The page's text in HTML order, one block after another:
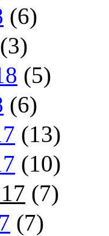
(6)
(3)
(5)
(6)
(13)
(10)
(7)
(7)